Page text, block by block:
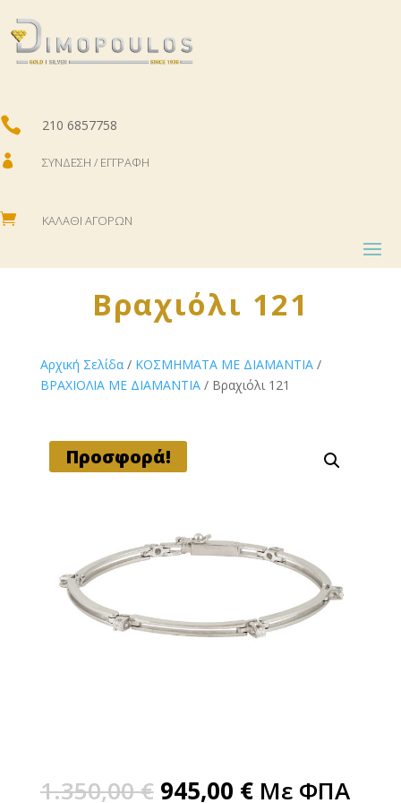
 210 6857758
 ΣΎΝΔΕΣΗ / ΕΓΓΡΑΦΉ
 ΚΑΛΆΘΙ ΑΓΟΡΏΝ
Βραχιόλι 121
Αρχική Σελίδα/ ΚΟΣΜΗΜΑΤΑ ΜΕ ΔΙΑΜΑΝΤΙΑ/
ΒΡΑΧΙΟΛΙΑ ΜΕ ΔΙΑΜΑΝΤΙΑ/ Βραχιόλι 121
Προσφορά!
1.350,00€ 945,00 € Με ΦΠΑ